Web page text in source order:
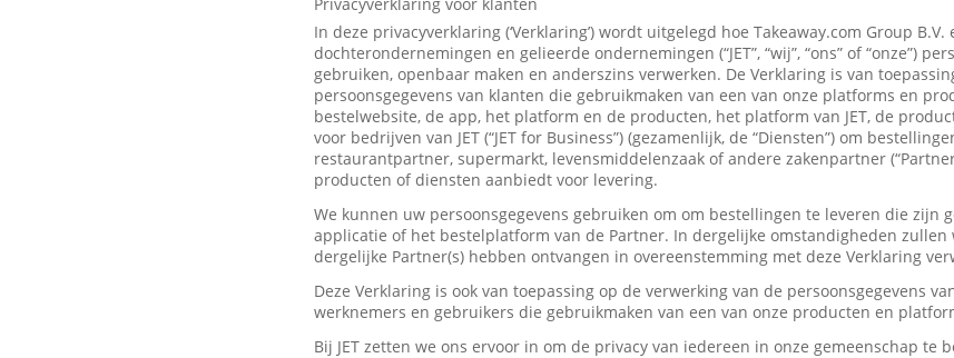
In deze privacyverklaring (‘Verklaring’) wordt uitgelegd hoe Takeaway.com Group B.V.
dochterondernemingen en gelieerde ondernemingen (“JET”, “wij”, “ons” of “onze”)
gebruiken, openbaar maken en anderszins verwerken. De Verklaring is van
persoonsgegevens van klanten die gebruikmaken van een van onze platforms en
bestelwebsite, de app, het platform en de producten, het platform van JET, de
voor bedrijven van JET (“JET for Business”) (gezamenlijk, de “Diensten”) om
restaurantpartner, supermarkt, levensmiddelenzaak of andere zakenpartner
producten of diensten aanbiedt voor levering.
We kunnen uw persoonsgegevens gebruiken om om bestellingen te leveren die zijn
applicatie of het bestelplatform van de Partner. In dergelijke omstandigheden zullen
dergelijke Partner(s) hebben ontvangen in overeenstemming met deze Verklaring
Deze Verklaring is ook van toepassing op de verwerking van de persoonsgegevens
werknemers en gebruikers die gebruikmaken van een van onze producten en
Bij JET zetten we ons ervoor in om de privacy van iedereen in onze gemeenschap te